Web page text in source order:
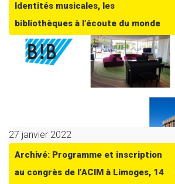
Identités musicales, les
bibliothèques à l’écoute du monde
27 janvier 2022
Archivé: Programme et inscription
au congrès de l’ACIM à Limoges, 14